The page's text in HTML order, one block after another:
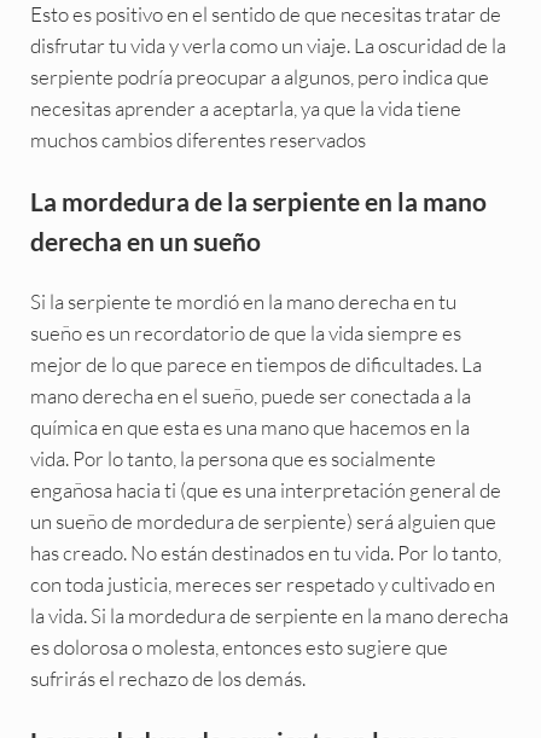
Esto es positivo en el sentido de que necesitas tratar de
disfrutar tu vida y verla como un viaje. La oscuridad de la
serpiente podría preocupar a algunos, pero indica que
necesitas aprender a aceptarla, ya que la vida tiene
muchos cambios diferentes reservados
La mordedura de la serpiente en la mano
derecha en un sueño
Si la serpiente te mordió en la mano derecha en tu
sueño es un recordatorio de que la vida siempre es
mejor de lo que parece en tiempos de dificultades. La
mano derecha en el sueño, puede ser conectada a la
química en que esta es una mano que hacemos en la
vida. Por lo tanto, la persona que es socialmente
engañosa hacia ti (que es una interpretación general de
un sueño de mordedura de serpiente) será alguien que
has creado. No están destinados en tu vida. Por lo tanto,
con toda justicia, mereces ser respetado y cultivado en
la vida. Si la mordedura de serpiente en la mano derecha
es dolorosa o molesta, entonces esto sugiere que
sufrirás el rechazo de los demás.